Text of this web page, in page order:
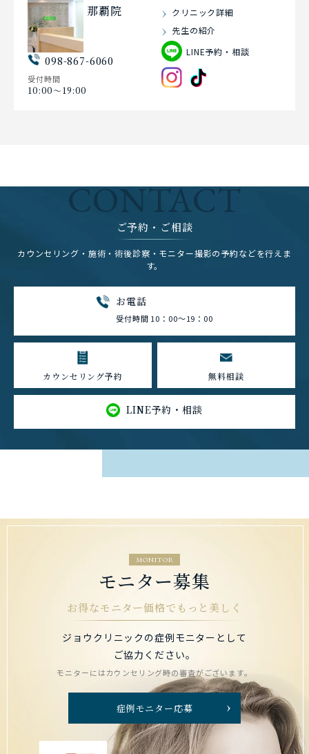
那覇院
098-867-6060
受付時間
10:00〜19:00
クリニック詳細
先生の紹介
LINE予約・相談
CONTACT
ご予約・ご相談
カウンセリング・施術・術後診察・モニター撮影の予約などを行えま
す。
お電話
受付時間 10：00～19：00
カウンセリング予約 無料相談
LINE予約・相談
MONITOR
モニター募集
お得なモニター価格でもっと美しく
ジョウクリニックの症例モニターとして
ご協力ください。
モニターにはカウンセリング時の審査がございます。
症例モニター応募